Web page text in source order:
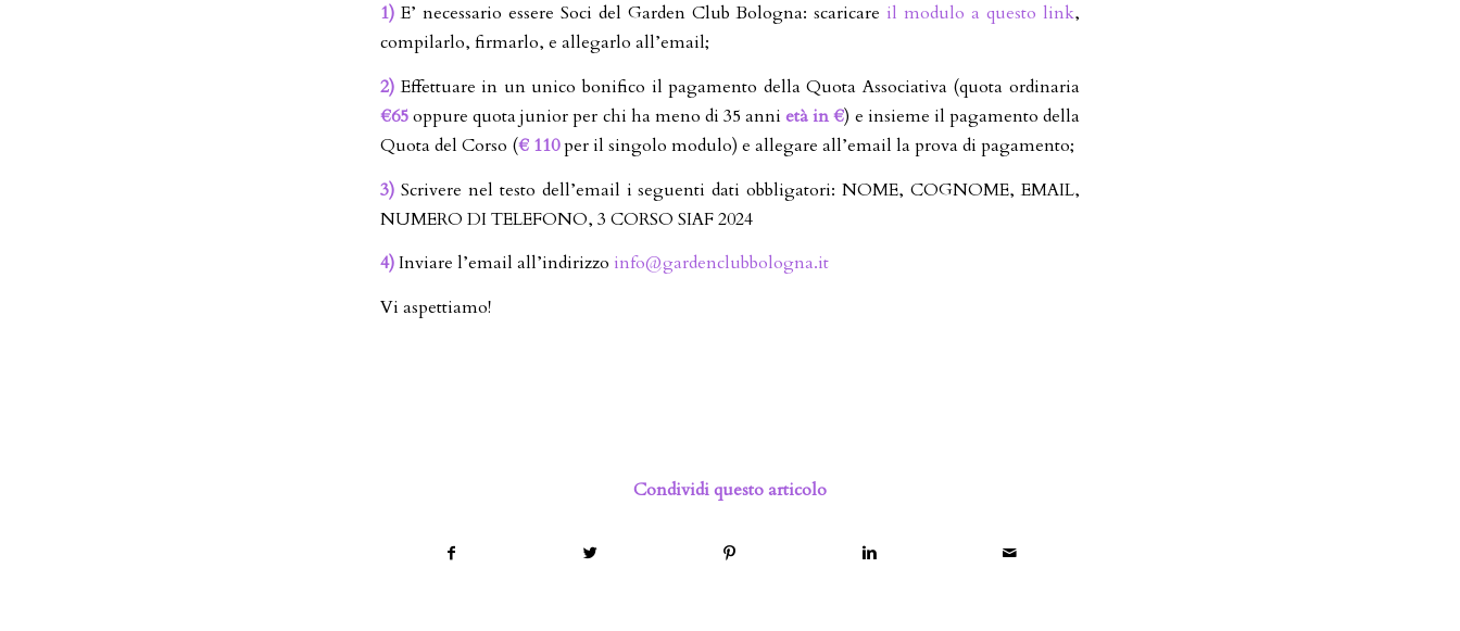
1) E’ necessario essere Soci del Garden Club Bologna: scaricare il modulo a questo link,
compilarlo, firmarlo, e allegarlo all’email;
2) Effettuare in un unico bonifico il pagamento della Quota Associativa (quota ordinaria
€65oppure quota junior per chi ha meno di 35 annietà in €) e insieme il pagamento della
Quota del Corso (€ 110per il singolo modulo) e allegare all’email la prova di pagamento;
3) Scrivere nel testo dell’email i seguenti dati obbligatori: NOME, COGNOME, EMAIL,
NUMERO DI TELEFONO, 3 CORSO SIAF 2024
4)Inviare l’email all’indirizzo info@gardenclubbologna.it
Vi aspettiamo!
Condividi questo articolo